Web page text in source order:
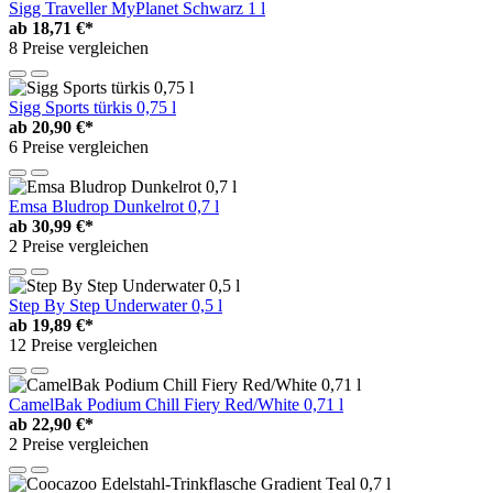
Sigg Traveller MyPlanet Schwarz 1 l
ab 18,71 €*
8 Preise vergleichen
Sigg Sports türkis 0,75 l
ab 20,90 €*
6 Preise vergleichen
Emsa Bludrop Dunkelrot 0,7 l
ab 30,99 €*
2 Preise vergleichen
Step By Step Underwater 0,5 l
ab 19,89 €*
12 Preise vergleichen
CamelBak Podium Chill Fiery Red/White 0,71 l
ab 22,90 €*
2 Preise vergleichen